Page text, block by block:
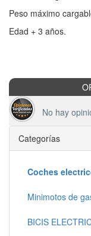
Peso máximo
Edad + 3 años.
No hay
Categorías
Coches
Minimotos de
BICIS